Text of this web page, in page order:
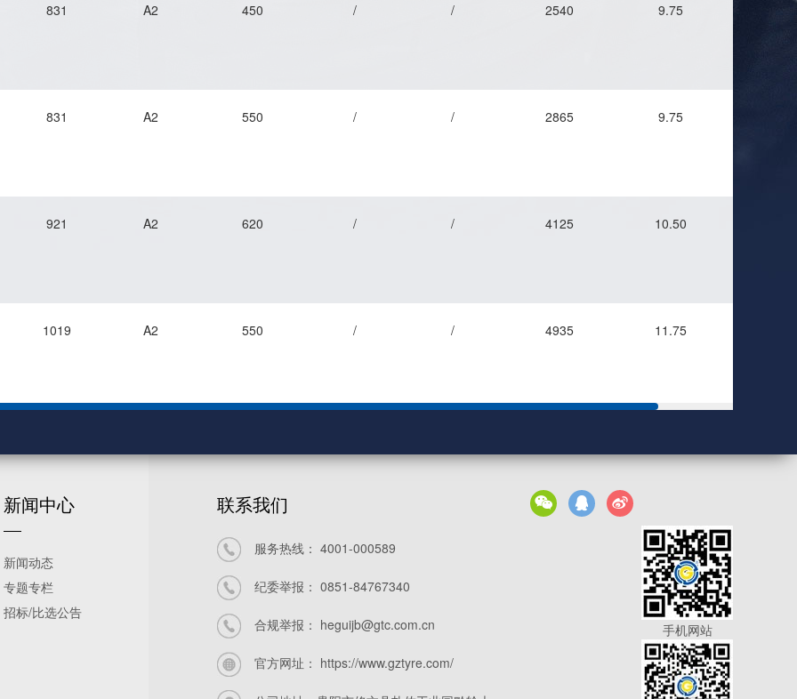
831 A2 450 / / 2540 9.75
831 A2 550 / / 2865 9.75
921 A2 620 / / 4125 10.50
1019 A2 550 / / 4935 11.75
新闻中心
新闻动态
专题专栏
招标/比选公告
联系我们
服务热线： 4001-000589
纪委举报： 0851-84767340
合规举报： heguijb@gtc.com.cn
官方网址： https://www.gztyre.com/
  
手机网站